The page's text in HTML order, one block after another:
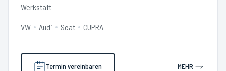
Werkstatt
VW Audi Seat CUPRA
Termin vereinbaren MEHR